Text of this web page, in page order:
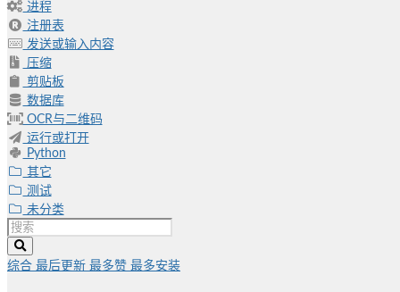
进程
注册表
发送或输入内容
压缩
剪贴板
数据库
OCR与二维码
运行或打开
Python
其它
测试
未分类
综合 最后更新 最多赞 最多安装